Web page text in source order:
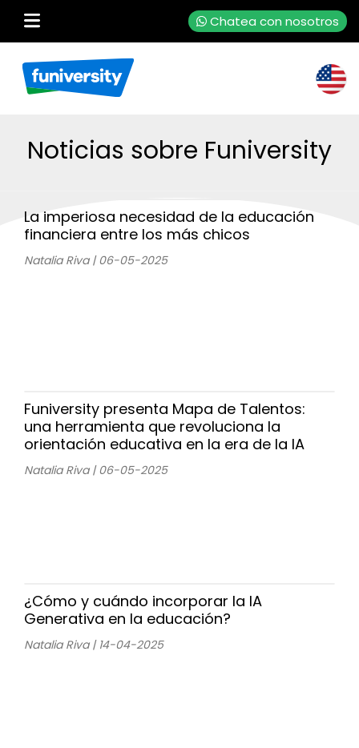
Chatea con nosotros
Noticias sobre Funiversity
La imperiosa necesidad de la educación
financiera entre los más chicos
Natalia Riva | 06-05-2025
Funiversity presenta Mapa de Talentos:
una herramienta que revoluciona la
orientación educativa en la era de la IA
Natalia Riva | 06-05-2025
¿Cómo y cuándo incorporar la IA
Generativa en la educación?
Natalia Riva | 14-04-2025